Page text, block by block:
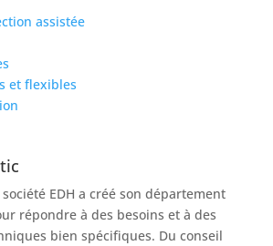
assistée
et flexibles
EDH a créé son département
répondre à des besoins et à des
bien spécifiques. Du conseil